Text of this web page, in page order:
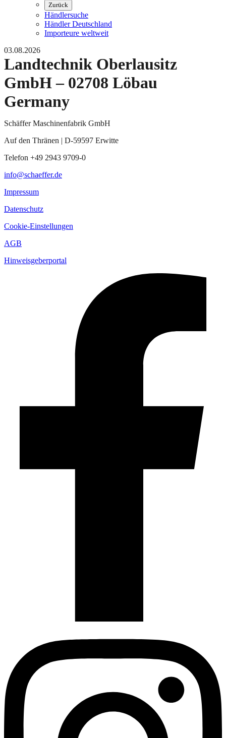
Zurück
Händlersuche
Händler Deutschland
Importeure weltweit
03.08.2026
Landtechnik Oberlausitz
GmbH – 02708 Löbau
Germany
Schäffer Maschinenfabrik GmbH
Auf den Thränen | D-59597 Erwitte
Telefon +49 2943 9709-0
info@schaeffer.de
Impressum
Datenschutz
Cookie-Einstellungen
AGB
Hinweisgeberportal